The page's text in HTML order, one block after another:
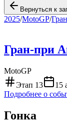
Вернуться к
2025/MotoGP/
Гран-при
MotoGP
Этап 13 15
Подробнее о
Гонка